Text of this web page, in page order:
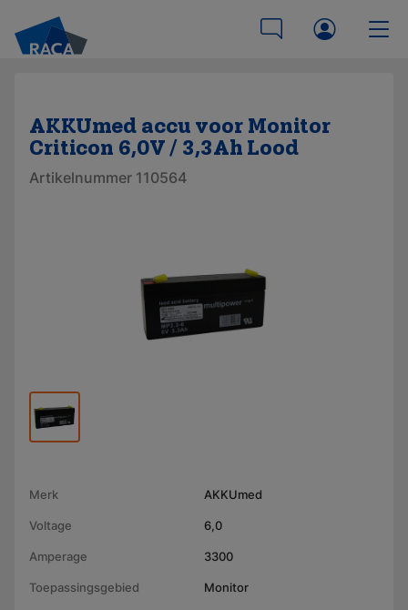
AKKUmed accu voor Monitor
Criticon 6,0V / 3,3Ah Lood
Artikelnummer 110564
Merk AKKUmed
Voltage 6,0
Amperage 3300
Toepassingsgebied Monitor